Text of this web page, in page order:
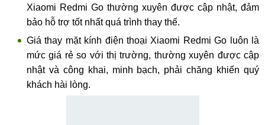
Xiaomi Redmi Go thường xuyên được cập nhật, đảm
bảo hỗ trợ tốt nhất quá trình thay thế.
Giá thay mặt kính điện thoại Xiaomi Redmi Go luôn là
mức giá rẻ so với thị trường, thường xuyên được cập
nhật và công khai, minh bạch, phải chăng khiến quý
khách hài lòng.